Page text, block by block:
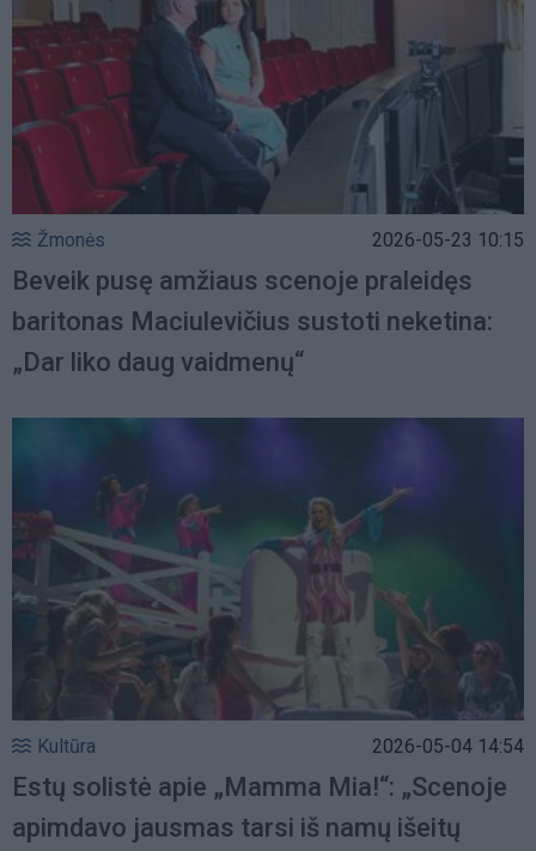
Žmonės 2026-05-23 10:15
Beveik pusę amžiaus scenoje praleidęs
baritonas Maciulevičius sustoti neketina:
„Dar liko daug vaidmenų“
Kultūra 2026-05-04 14:54
Estų solistė apie „Mamma Mia!“: „Scenoje
apimdavo jausmas tarsi iš namų išeitų